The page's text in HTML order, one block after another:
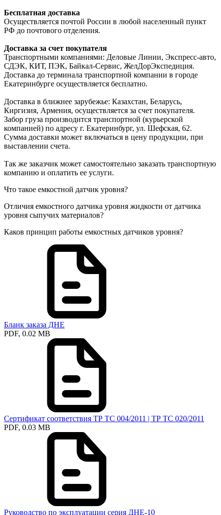
Бесплатная доставка
Осуществляется почтой России в любой населенный пункт
РФ до почтового отделения.
Доставка за счет покупателя
Транспортными компаниями: Деловые Линии, Экспресс-авто,
СДЭК, КИТ, ПЭК, Байкал-Сервис, ЖелДорЭкспедиция.
Доставка до терминала транспортной компании в городе
Екатеринбурге осуществляется бесплатно.
Доставка в ближнее зарубежье: Казахстан, Беларусь,
Киргизия, Армения, осуществляется за счет покупателя.
Забор груза производится транспортной (курьерской
компанией) по адресу г. Екатеринбург, ул. Шефская, 62.
Сумма доставки может включаться в цену продукции, при
выставлении счета.
Так же заказчик может самостоятельно заказать транспортную
компанию и оплатить ее услуги.
Что такое емкостной датчик уровня?
Отличия емкостного датчика уровня жидкости от датчика
уровня сыпучих материалов?
Каков принцип работы емкостных датчиков уровня?
Бланк заказа ДНЕ
PDF, 0.02 MB
Сертификат соответствия ТР ТС 004/2011 | ТР ТС 020/2011
PDF, 0.03 MB
Руководство по эксплуатации серия ДНЕ-10